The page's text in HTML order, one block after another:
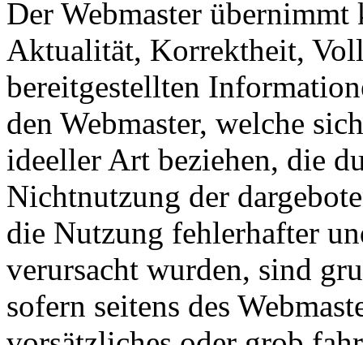
Der Webmaster
Aktualität, Korrektheit,
bereitgestellten
den Webmaster, welche
ideeller Art beziehen, die
Nichtnutzung der
die Nutzung fehlerhafter
verursacht wurden, sind
sofern seitens des